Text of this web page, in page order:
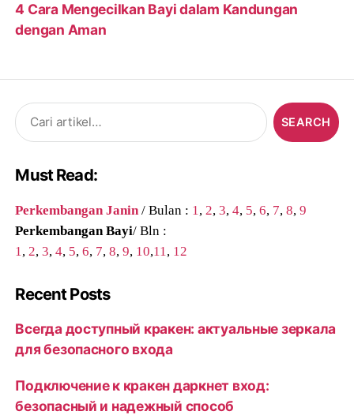
4 Cara Mengecilkan Bayi dalam Kandungan
dengan Aman
Search
for:
Must Read:
Perkembangan Janin / Bulan : 1 , 2,3,4, 5,6, 7,8,9
Perkembangan Bayi/ Bln :
1 , 2,3,4, 5,6, 7,8,9, 10,11 , 12
Recent Posts
Всегда доступный кракен: актуальные зеркала
для безопасного входа
Подключение к кракен даркнет вход:
безопасный и надежный способ